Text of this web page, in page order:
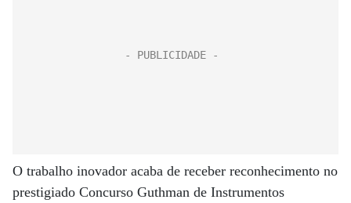
O trabalho inovador acaba de receber reconhecimento no
prestigiado Concurso Guthman de Instrumentos